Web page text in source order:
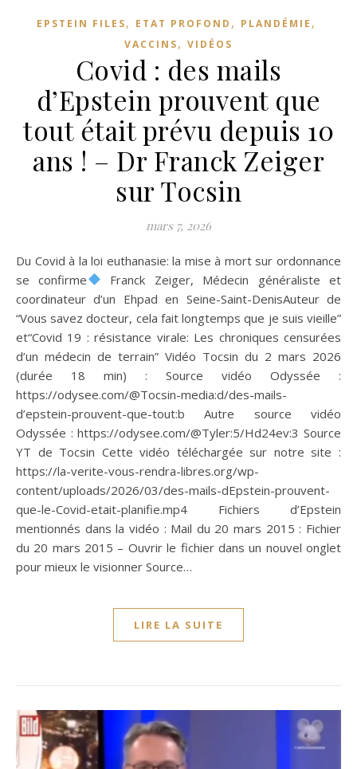
EPSTEIN FILES, ETAT PROFOND , PLANDÉMIE ,
VACCINS, VIDÉOS
Covid : des mails
d’Epstein prouvent que
tout était prévu depuis 10
ans ! – Dr Franck Zeiger
sur Tocsin
mars 7, 2026
Du Covid à la loi euthanasie: la mise à mort sur ordonnance
se confirme
Franck Zeiger, Médecin généraliste et
coordinateur d’un Ehpad en Seine-Saint-DenisAuteur de
“Vous savez docteur, cela fait longtemps que je suis vieille”
et“Covid 19 : résistance virale: Les chroniques censurées
d’un médecin de terrain” Vidéo Tocsin du 2 mars 2026
(durée 18 min) : Source vidéo Odyssée :
https://odysee.com/@Tocsin-media:d/des-mails-
d’epstein-prouvent-que-tout:b Autre source vidéo
Odyssée : https://odysee.com/@Tyler:5/Hd24ev:3 Source
YT de Tocsin Cette vidéo téléchargée sur notre site :
https://la-verite-vous-rendra-libres.org/wp-
content/uploads/2026/03/des-mails-dEpstein-prouvent-
que-le-Covid-etait-planifie.mp4 Fichiers d’Epstein
mentionnés dans la vidéo : Mail du 20 mars 2015 : Fichier
du 20 mars 2015 – Ouvrir le fichier dans un nouvel onglet
pour mieux le visionner Source…
LIRE LA SUITE